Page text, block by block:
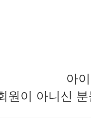
아
원이 아니신